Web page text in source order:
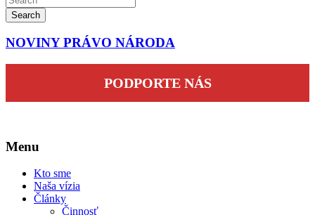
Search
NOVINY PRÁVO NÁRODA
PODPORTE NÁS
Menu
Kto sme
Naša vízia
Články
Činnosť